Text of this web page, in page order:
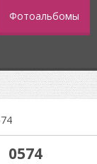
Фотоальбомы
0574